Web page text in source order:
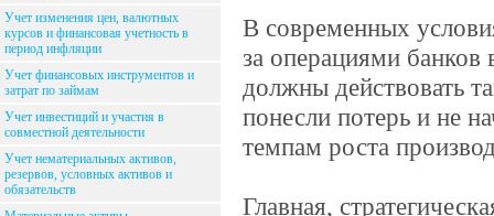
Учет изменения цен, валютных
курсов и финансовая учетность в
период инфляции
Учет финансовых инструментов и
затрат по займам
Учет инвестиций и участия в
совместной деятельности
Учет нематериальных активов,
резервов, условных активов и
обязательств
В современных
за операциями банков
должны действовать
понесли потерь и не
темпам роста
Главная,